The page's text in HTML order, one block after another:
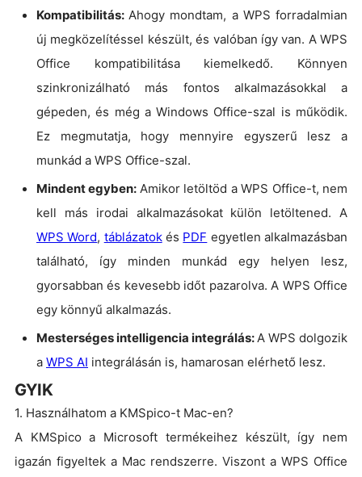
Kompatibilitás:Ahogy mondtam, a WPS forradalmian
új megközelítéssel készült, és valóban így van. A WPS
Office kompatibilitása kiemelkedő. Könnyen
szinkronizálható más fontos alkalmazásokkal a
gépeden, és még a Windows Office-szal is működik.
Ez megmutatja, hogy mennyire egyszerű lesz a
munkád a WPS Office-szal.
Mindent egyben: Amikor letöltöd a WPS Office-t, nem
kell más irodai alkalmazásokat külön letöltened. A
WPS Word, táblázatokés PDF egyetlen alkalmazásban
található, így minden munkád egy helyen lesz,
gyorsabban és kevesebb időt pazarolva. A WPS Office
egy könnyű alkalmazás.
Mesterséges intelligencia integrálás:A WPS dolgozik
a WPS AI integrálásán is, hamarosan elérhető lesz.
GYIK
1. Használhatom a KMSpico-t Mac-en?
A KMSpico a Microsoft termékeihez készült, így nem
igazán figyeltek a Mac rendszerre. Viszont a WPS Office